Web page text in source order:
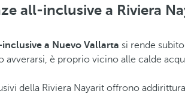
all-inclusive a Riviera
a Nuevo Vallarta si rende
è proprio vicino alle calde
della Riviera Nayarit offrono addirittura